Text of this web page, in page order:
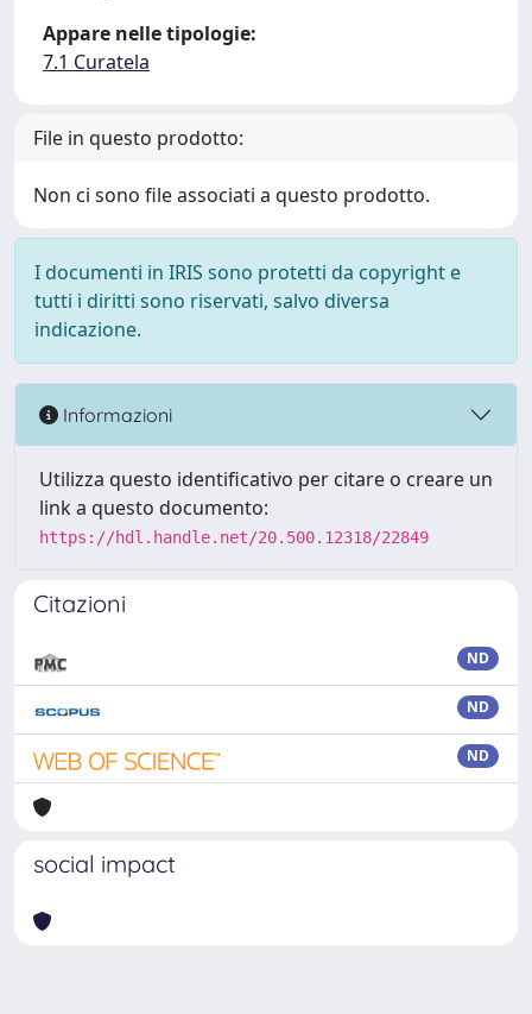
Appare nelle tipologie:
7.1 Curatela
File in questo prodotto:
Non ci sono file associati a questo prodotto.
I documenti in IRIS sono protetti da copyright e
tutti i diritti sono riservati, salvo diversa
indicazione.
Informazioni
Utilizza questo identificativo per citare o creare un
link a questo documento:
https://hdl.handle.net/20.500.12318/22849
Citazioni
ND
ND
ND
social impact